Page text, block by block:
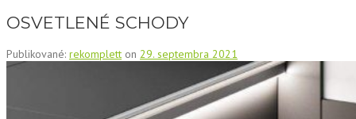
OSVETLENÉ SCHODY
Publikované: rekomplett on 29. septembra 2021